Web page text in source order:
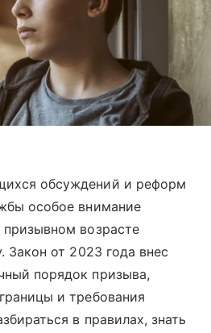
обсуждений и реформ
особое внимание
возрасте
Закон от 2023 года внес
порядок призыва,
и требования
в правилах, знать